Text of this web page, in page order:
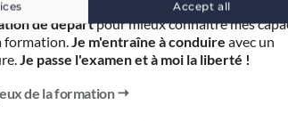
de départpour mieux connaître mes
formation.Je m'entraîne à conduire avec un
Je passe l'examen et à moi la liberté !
de la formation
Accept all